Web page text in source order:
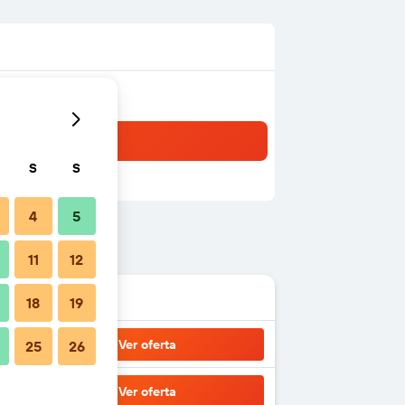
Ver oferta
Ver oferta
S S
4 5
11 12
18 19
25 26